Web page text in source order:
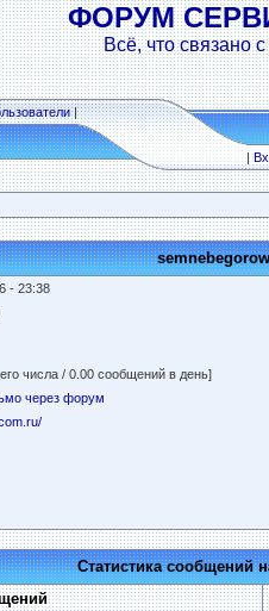
ФОРУМ
Всё, что связано
|
|
semnebegorow
- 23:38
числа / 0.00 сообщений в день]
через форум
Статистика сообщений